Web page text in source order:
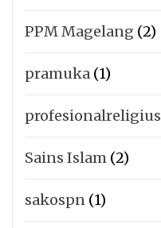
PPM Magelang (2)
pramuka (1)
profesionalreligius
Sains Islam (2)
sakospn (1)